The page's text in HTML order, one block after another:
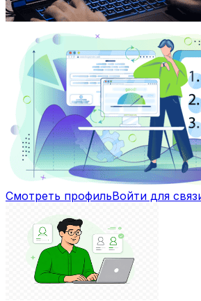
Смотреть профильВойти для